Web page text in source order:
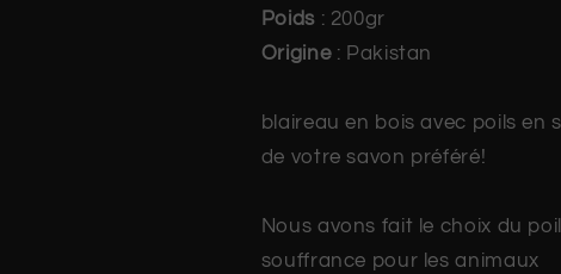
Poids : 200gr
Origine: Pakistan
blaireau en bois avec poils
de votre savon préféré!
Nous avons fait le choix du
souffrance pour les animaux